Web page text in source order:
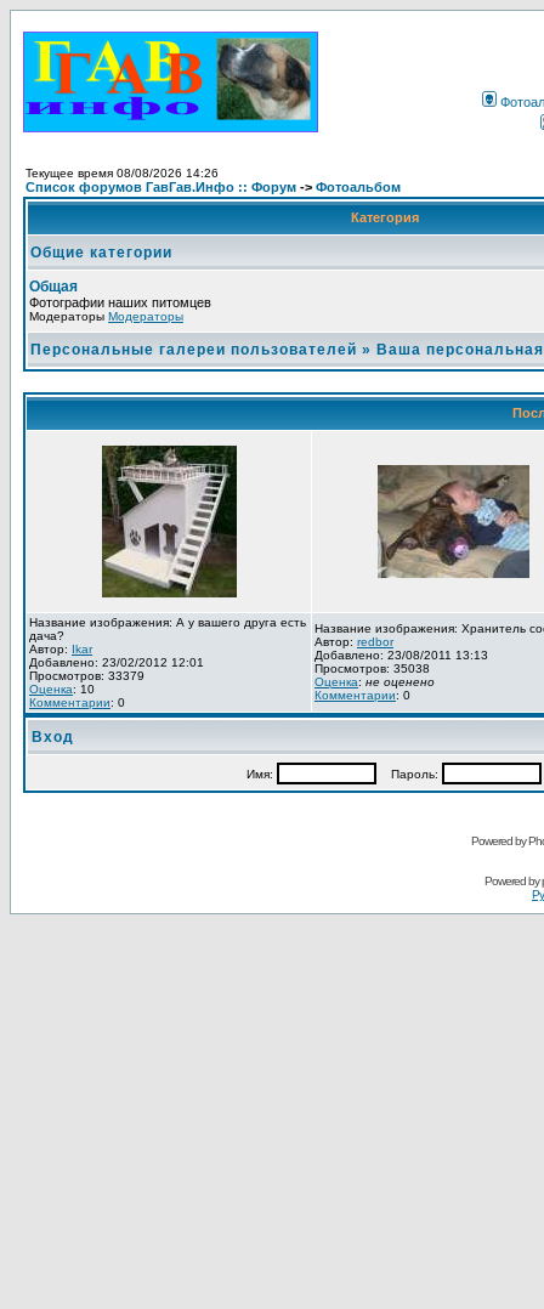
Текущее время 08/08/2026 14:26
Список форумов ГавГав.Инфо :: Форум -> Фотоальбом
Категория
Общие категории
Общая
Фотографии наших питомцев
Модераторы Модераторы
Персональные галереи пользователей » Ваша
Название изображения: А у вашего друга есть
дача?
Автор: Ikar
Добавлено: 23/02/2012 12:01
Просмотров: 33379
Оценка: 10
Комментарии: 0
Название изображения: Хранитель
Автор: redbor
Добавлено: 23/08/2011 13:13
Просмотров: 35038
Оценка: не оценено
Комментарии: 0
Вход
Имя: Пароль:
Powered by
Powered by